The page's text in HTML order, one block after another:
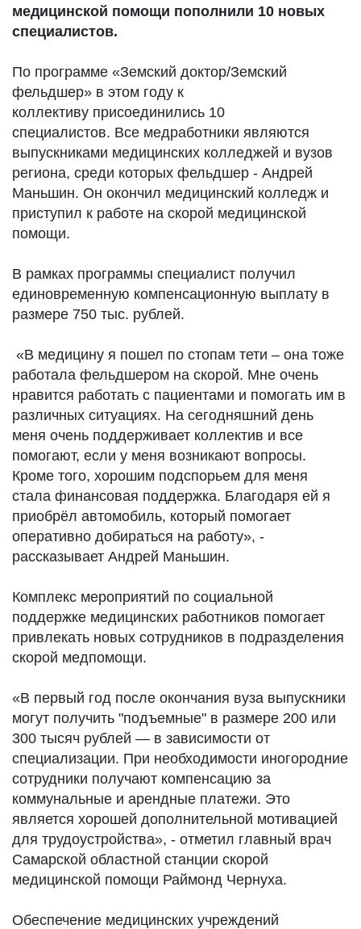
медицинской помощи пополнили 10 новых
специалистов.
По программе «Земский доктор/Земский
фельдшер» в этом году к
коллективу присоединились 10
специалистов. Все медработники являются
выпускниками медицинских колледжей и вузов
региона, среди которых фельдшер - Андрей
Маньшин. Он окончил медицинский колледж и
приступил к работе на скорой медицинской
помощи.
В рамках программы специалист получил
единовременную компенсационную выплату в
размере 750 тыс. рублей.
«В медицину я пошел по стопам тети – она тоже
работала фельдшером на скорой. Мне очень
нравится работать с пациентами и помогать им в
различных ситуациях. На сегодняшний день
меня очень поддерживает коллектив и все
помогают, если у меня возникают вопросы.
Кроме того, хорошим подспорьем для меня
стала финансовая поддержка. Благодаря ей я
приобрёл автомобиль, который помогает
оперативно добираться на работу», -
рассказывает Андрей Маньшин.
Комплекс мероприятий по социальной
поддержке медицинских работников помогает
привлекать новых сотрудников в подразделения
скорой медпомощи.
«В первый год после окончания вуза выпускники
могут получить "подъемные" в размере 200 или
300 тысяч рублей — в зависимости от
специализации. При необходимости иногородние
сотрудники получают компенсацию за
коммунальные и арендные платежи. Это
является хорошей дополнительной мотивацией
для трудоустройства», - отметил главный врач
Самарской областной станции скорой
медицинской помощи Раймонд Чернуха.
Обеспечение медицинских учреждений